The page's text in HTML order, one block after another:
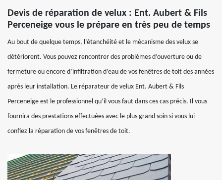
Devis de réparation de velux : Ent. Aubert & Fils
Perceneige vous le prépare en très peu de temps
Au bout de quelque temps, l’étanchéité et le mécanisme des velux se
détériorent. Vous pouvez rencontrer des problèmes d’ouverture ou de
fermeture ou encore d’infiltration d’eau de vos fenêtres de toit des années
après leur installation. Le réparateur de velux Ent. Aubert & Fils
Perceneige est le professionnel qu’il vous faut dans ces cas précis. Il vous
fournira des prestations effectuées avec le plus grand soin si vous lui
confiez la réparation de vos fenêtres de toit.